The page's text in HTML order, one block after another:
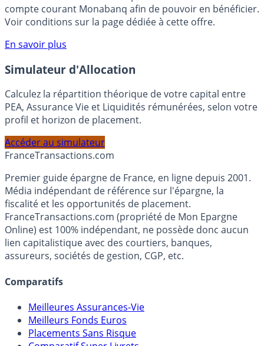
votre épargne, auprès de Monabanq, via le compte
rémunéré Rentabilis. Il n’est pas nécessaire d’ouvrir un
Voir conditions sur la page dédiée à cette offre.
En savoir plus
Simulateur d'Allocation
Calculez la répartition théorique de votre capital entre
profil et horizon de placement.
FranceTransactions.com
Premier guide épargne de France, en ligne depuis 2001.
Média indépendant de référence sur l'épargne, la
fiscalité et les opportunités de placement.
FranceTransactions.com (propriété de Mon Epargne
Online) est 100% indépendant, ne possède donc aucun
assureurs, sociétés de gestion, CGP, etc.
Comparatifs
Meilleures Assurances-Vie